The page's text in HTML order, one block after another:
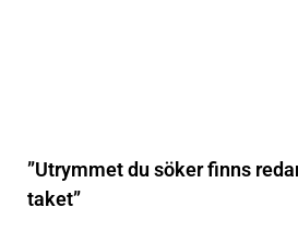
”Utrymmet du söker finns
taket”